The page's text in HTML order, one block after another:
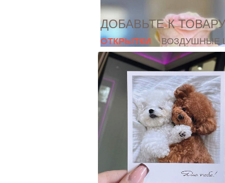
ДОБАВЬТЕ К
ОТКРЫТКИ ВОЗДУШНЫЕ